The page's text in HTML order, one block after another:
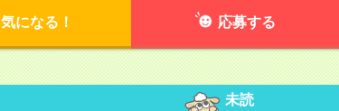
気になる！ 応募する
未読